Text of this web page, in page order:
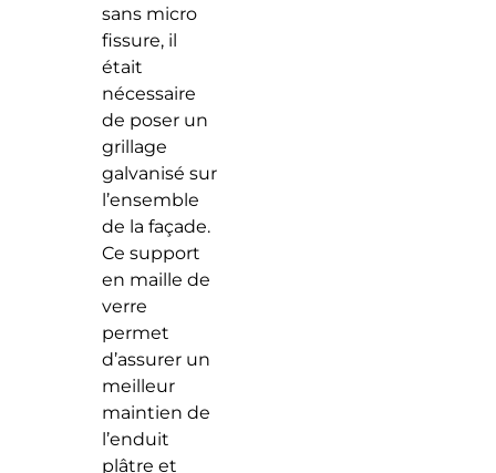
sans micro
fissure, il
était
nécessaire
de poser un
grillage
galvanisé sur
l’ensemble
de la façade.
Ce support
en maille de
verre
permet
d’assurer un
meilleur
maintien de
l’enduit
plâtre et